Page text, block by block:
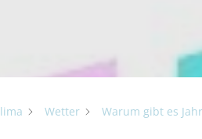
Wetter Warum gibt es